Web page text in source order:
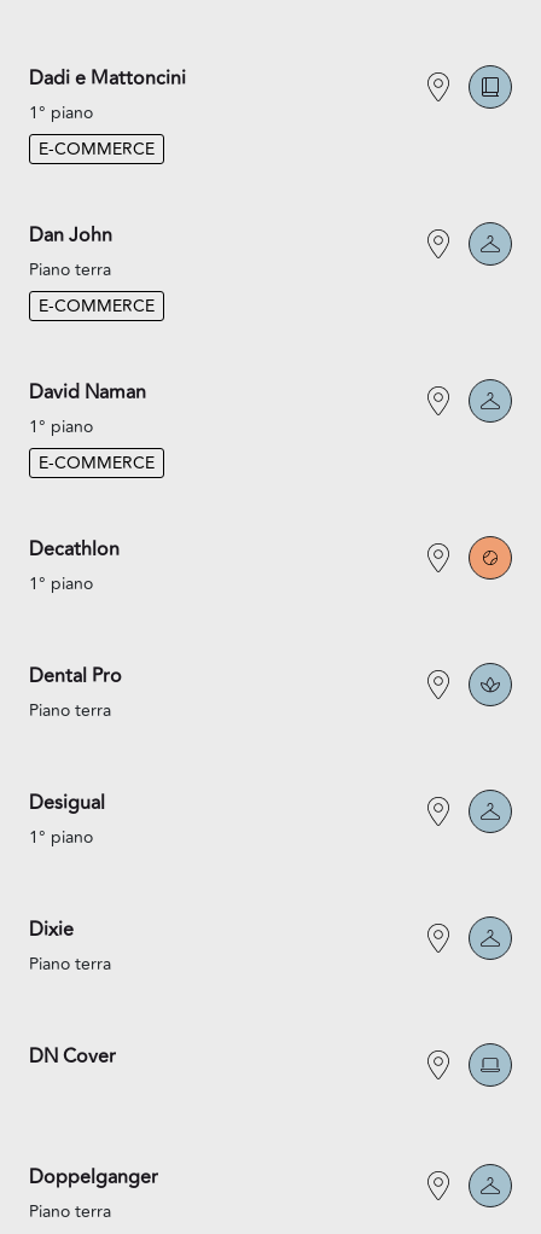
Dadi e Mattoncini
1° piano
E-COMMERCE
Dan John
Piano terra
E-COMMERCE
David Naman
1° piano
E-COMMERCE
Decathlon
1° piano
Dental Pro
Piano terra
Desigual
1° piano
Dixie
Piano terra
DN Cover
Doppelganger
Piano terra